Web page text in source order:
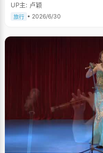
UP主: 卢颖
旅行 • 2026/6/30